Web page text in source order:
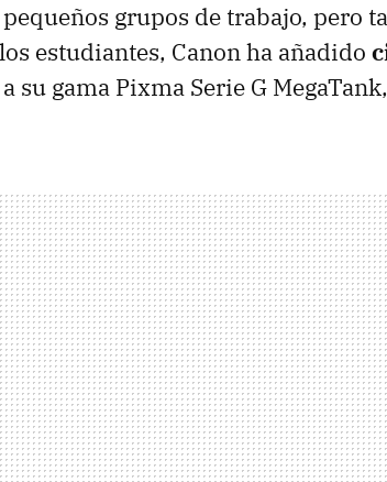
pequeños grupos de trabajo, pero
estudiantes, Canon ha añadido
su gama Pixma Serie G